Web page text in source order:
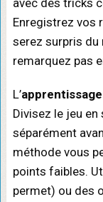
avec des tricks
Enregistrez vos
serez surpris du
remarquez pas
L’
Divisez le jeu
séparément
méthode vous
points faibles.
permet) ou des